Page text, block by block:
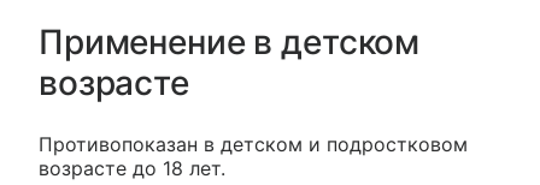
Применение в детском
возрасте
Противопоказан в детском и подростковом
возрасте до 18 лет.